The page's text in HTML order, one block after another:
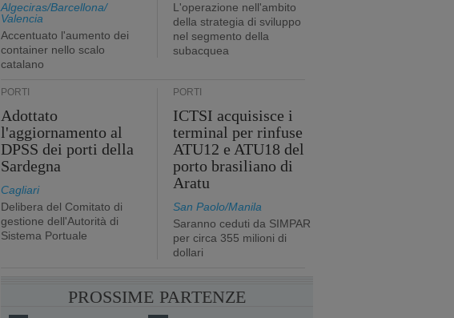
Algeciras/Barcellona/
Valencia
Accentuato l'aumento dei
container nello scalo
catalano
L'operazione nell'ambito
della strategia di sviluppo
nel segmento della
subacquea
PORTI
Adottato
l'aggiornamento al
DPSS dei porti della
Sardegna
Cagliari
Delibera del Comitato di
gestione dell'Autorità di
Sistema Portuale
PORTI
ICTSI acquisisce i
terminal per rinfuse
ATU12 e ATU18 del
porto brasiliano di
Aratu
San Paolo/Manila
Saranno ceduti da SIMPAR
per circa 355 milioni di
dollari
PROSSIME PARTENZE